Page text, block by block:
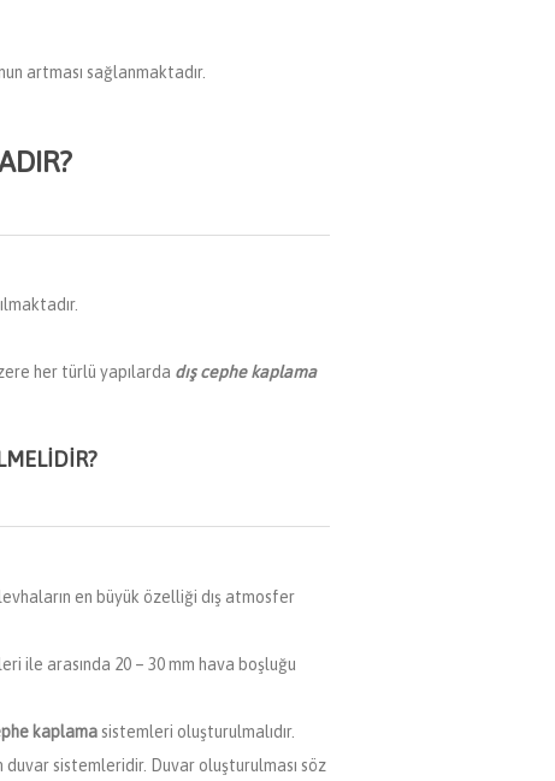
artması sağlanmaktadır.
her türlü yapılarda dış cephe kaplama
en büyük özelliği dış atmosfer
ile arasında 20 – 30 mm hava boşluğu
kaplama sistemleri oluşturulmalıdır.
sistemleridir. Duvar oluşturulması söz